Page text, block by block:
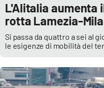
L'Alitalia aumenta
rotta Lamezia-
Si passa da quattro a sei al
le esigenze di mobilità del